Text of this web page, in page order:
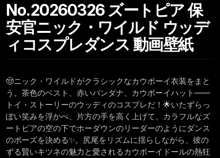
No.20260326 ズートピア 保
安官ニック・ワイルド ウッデ
ィコスプレダンス 動画壁紙
🤠ニック・ワイルドがクラシックなカウボーイ衣装をまと
う。茶色のベスト、赤いバンダナ、カウボーイハット——
トイ・ストーリーのウッディのコスプレだ！🌟いたずらっ
ぽい笑みを浮かべ、片方の手を高く上げて、カラフルなズ
ートピアの空の下でホーダウンのリーダーのようにダンス
のポーズを決める✨。尻尾をリズムに揺らしながら、彼の
ずる賢いキツネの魅力と愛されるカウボーイドールの熱狂